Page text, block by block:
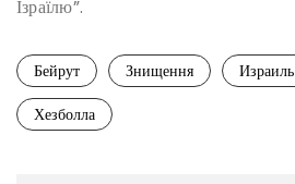
Ізраїлю”.
Бейрут Знищення Израиль
Хезболла